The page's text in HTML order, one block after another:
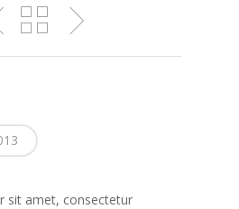
sit amet, consectetur